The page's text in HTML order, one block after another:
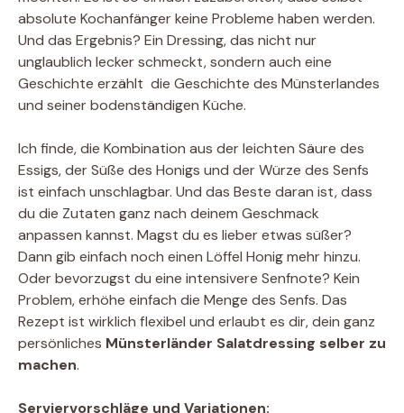
absolute Kochanfänger keine Probleme haben werden.
Und das Ergebnis? Ein Dressing, das nicht nur
unglaublich lecker schmeckt, sondern auch eine
Geschichte erzählt  die Geschichte des Münsterlandes
und seiner bodenständigen Küche.
Ich finde, die Kombination aus der leichten Säure des
Essigs, der Süße des Honigs und der Würze des Senfs
ist einfach unschlagbar. Und das Beste daran ist, dass
du die Zutaten ganz nach deinem Geschmack
anpassen kannst. Magst du es lieber etwas süßer?
Dann gib einfach noch einen Löffel Honig mehr hinzu.
Oder bevorzugst du eine intensivere Senfnote? Kein
Problem, erhöhe einfach die Menge des Senfs. Das
Rezept ist wirklich flexibel und erlaubt es dir, dein ganz
persönliches Münsterländer Salatdressing selber zu
machen.
Serviervorschläge und Variationen: